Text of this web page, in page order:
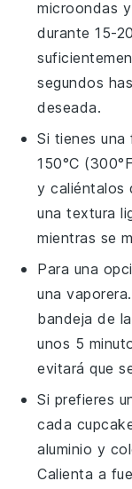
microondas
durante 15-
segundos
deseada.
Si tienes una
150°C
y caliéntalos
una textura
mientras se
Para una
una
bandeja de
unos 5
evitará que
Si prefieres
cada
aluminio y
Calienta a